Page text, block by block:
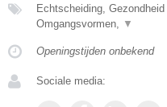
Echtscheiding,
Omgangsvormen,
▼
Openingstijden onbekend
Sociale media: